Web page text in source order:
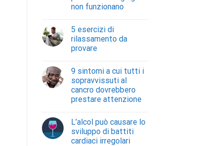
non funzionano
5 esercizi di
rilassamento da
provare
9 sintomi a cui tutti i
sopravvissuti al
cancro dovrebbero
prestare attenzione
L’alcol può causare lo
sviluppo di battiti
cardiaci irregolari